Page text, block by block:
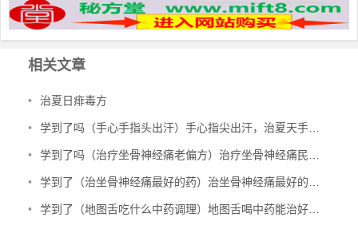
相关文章
• 治夏日痱毒方
• 学到了吗（手心手指头出汗）手心指尖出汗，治夏天手心出汗、暴皮、手指肚鼓胀偏方，
• 学到了吗（治疗坐骨神经痛老偏方）治疗坐骨神经痛民间偏方，治坐骨神经痛验方，
• 学到了（治坐骨神经痛最好的药）治坐骨神经痛最好的中成药有哪些，治坐骨神经痛特效秘方，
• 学到了（地图舌吃什么中药调理）地图舌喝中药能治好吗，治地图舌偏方，